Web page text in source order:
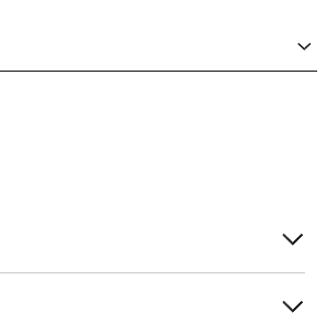
绒夹克
多样、穿着保暖且柔软。采
暖和自由的运动体验。Kyanite
进化为我们功能最多的抓绒
过精巧设计，在作为中间层或
能。